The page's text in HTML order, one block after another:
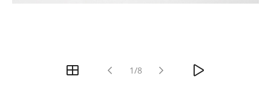
1/8